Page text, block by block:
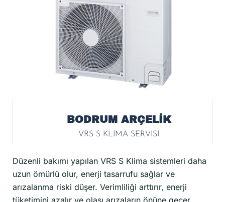
BODRUM ARÇELİK
VRS S KLİMA SERVİSİ
Düzenli bakımı yapılan VRS S Klima sistemleri daha
uzun ömürlü olur, enerji tasarrufu sağlar ve
arızalanma riski düşer. Verimliliği arttırır, enerji
tüketimini azalır ve olası arızaların önüne geçer.